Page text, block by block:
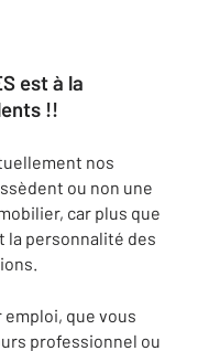
est à la
!!
nos
ou non une
car plus que
la personnalité des
emploi, que vous
professionnel ou